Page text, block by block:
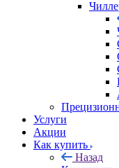
Услуги
Акции
Как купить
Назад